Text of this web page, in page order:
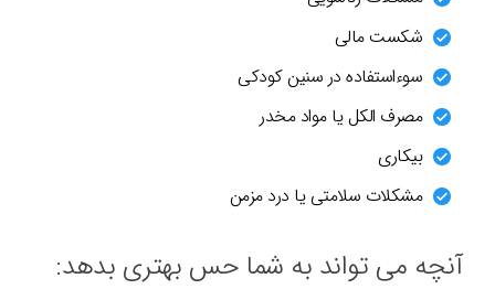
شکست مالی
سوءاستفاده در سنین کودکی
مصرف الکل یا مواد مخدر
بیکاری
مشکلات سلامتی یا درد مزمن
آنچه می تواند به شما حس بهتری بدهد: